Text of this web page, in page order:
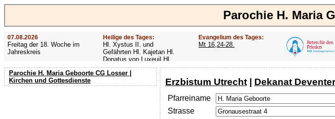
Parochie H. Maria
07.08.2026
Freitag der 18. Woche im
Jahreskreis
Heilige des Tages:
Hl. Xystus II. und
Gefährten Hl. Kajetan Hl.
Donatus von Luxeuil Hl.
Afra
Evangelium des Tages:
Mt 16,24-28.
Parochie H. Maria Geboorte CG Losser |
Kirchen und Gottesdienste
Erzbistum Utrecht| Dekanat Deventer
Pfarreiname
Strasse